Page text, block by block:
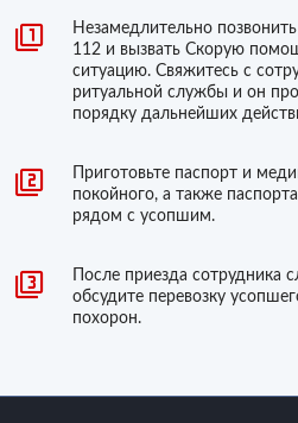
Незамедлительно
112 и вызвать Скорую
ситуацию. Свяжитесь с
ритуальной службы и он
порядку дальнейших
Приготовьте паспорт и
покойного, а также
рядом с усопшим.
После приезда сотрудника
обсудите перевозку
похорон.